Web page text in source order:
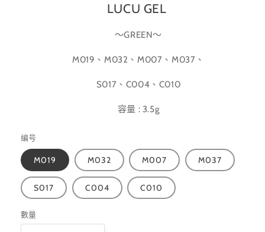
LUCU GEL
～GREEN～
M019、M032、M007、M037、
S017、C004、C010
容量 : 3.5g
编号
M019 M032 M007 M037
S017 C004 C010
數量